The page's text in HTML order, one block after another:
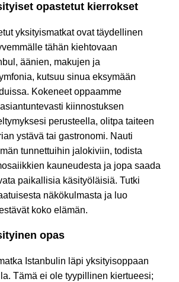
opastetut kierrokset
yksityismatkat ovat täydellinen
tähän kiehtovaan
äänien, makujen ja
kutsuu sinua eksymään
Kokeneet oppaamme
kiinnostuksen
perusteella, olitpa taiteen
ystävä tai gastronomi. Nauti
tunnettuihin jalokiviin, todista
kauneudesta ja jopa saada
paikallisia käsityöläisiä. Tutki
näkökulmasta ja luo
koko elämän.
opas
Istanbulin läpi yksityisoppaan
Tämä ei ole tyypillinen kiertueesi;